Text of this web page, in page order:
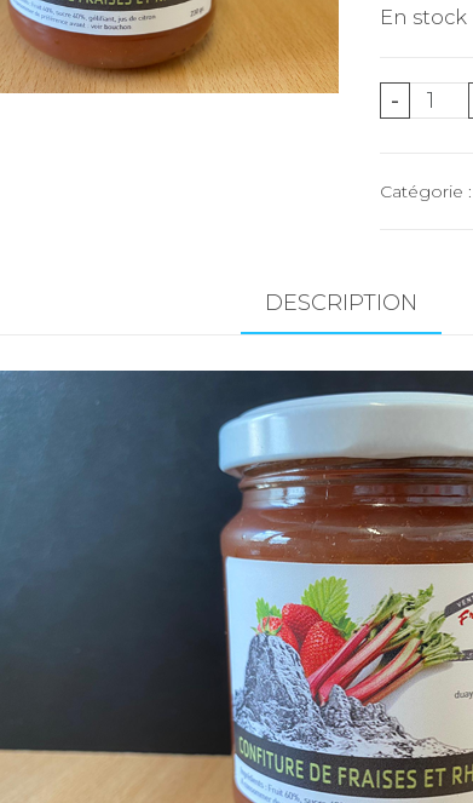
En stock
-
3x
230
gr
Catégorie :
DESCRIPTION